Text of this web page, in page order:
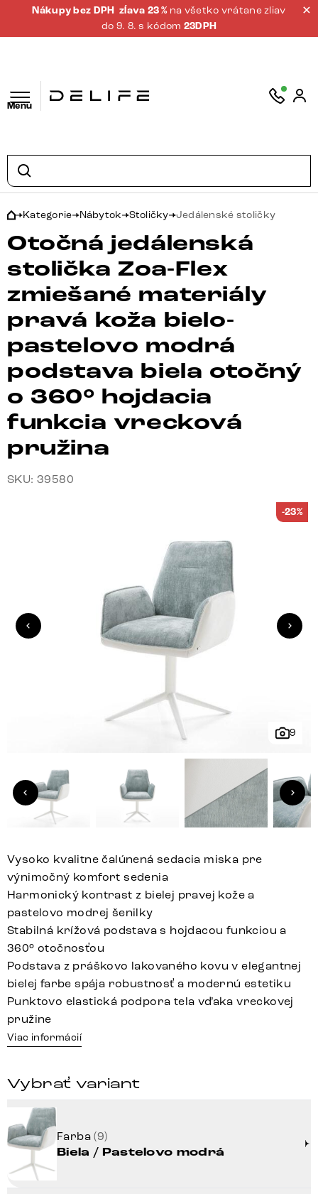
Nákupy bez DPH zĺava 23 % na všetko vrátane zliav
do 9. 8. s kódom 23DPH
Menu
Kategorie Nábytok Stoličky Jedálenské stoličky
Otočná jedálenská
stolička Zoa-Flex
zmiešané materiály
pravá koža bielo-
pastelovo modrá
podstava biela otočný
o 360° hojdacia
funkcia vrecková
pružina
SKU: 39580
9
-23%
Vysoko kvalitne čalúnená sedacia miska pre
výnimočný komfort sedenia
Harmonický kontrast z bielej pravej kože a
pastelovo modrej šenilky
Stabilná krížová podstava s hojdacou funkciou a
360° otočnosťou
Podstava z práškovo lakovaného kovu v elegantnej
bielej farbe spája robustnosť a modernú estetiku
Punktovo elastická podpora tela vďaka vreckovej
pružine
Viac informácií
Vybrať variant
Farba(9)
Biela / Pastelovo modrá